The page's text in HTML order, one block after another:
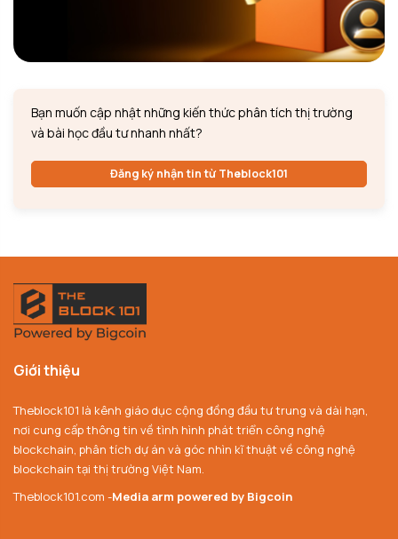
Bạn muốn cập nhật những kiến thức phân tích thị trường
và bài học đầu tư nhanh nhất?
Đăng ký nhận tin từ Theblock101
Giới thiệu
Theblock101 là kênh giáo dục cộng đồng đầu tư trung và dài hạn,
nơi cung cấp thông tin về tình hình phát triển công nghệ
blockchain, phân tích dự án và góc nhìn kĩ thuật về công nghệ
blockchain tại thị trường Việt Nam.
Theblock101.com -Media arm powered by Bigcoin